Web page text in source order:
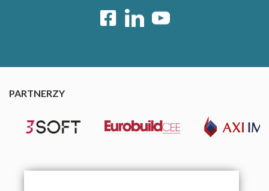
PARTNERZY